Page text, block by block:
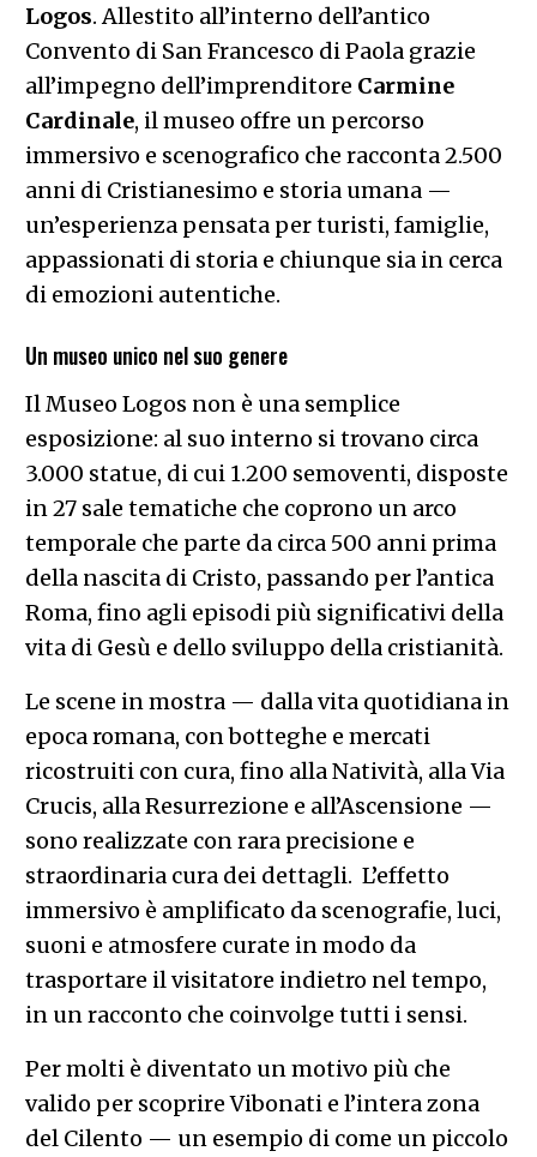
Logos. Allestito all’interno dell’antico
Convento di San Francesco di Paola grazie
all’impegno dell’imprenditore Carmine
Cardinale, il museo offre un percorso
immersivo e scenografico che racconta 2.500
anni di Cristianesimo e storia umana —
un’esperienza pensata per turisti, famiglie,
appassionati di storia e chiunque sia in cerca
di emozioni autentiche.
Un museo unico nel suo genere
Il Museo Logos non è una semplice
esposizione: al suo interno si trovano circa
3.000 statue, di cui 1.200 semoventi, disposte
in 27 sale tematiche che coprono un arco
temporale che parte da circa 500 anni prima
della nascita di Cristo, passando per l’antica
Roma, fino agli episodi più significativi della
vita di Gesù e dello sviluppo della cristianità.
Le scene in mostra — dalla vita quotidiana in
epoca romana, con botteghe e mercati
ricostruiti con cura, fino alla Natività, alla Via
Crucis, alla Resurrezione e all’Ascensione —
sono realizzate con rara precisione e
straordinaria cura dei dettagli. L’effetto
immersivo è amplificato da scenografie, luci,
suoni e atmosfere curate in modo da
trasportare il visitatore indietro nel tempo,
in un racconto che coinvolge tutti i sensi.
Per molti è diventato un motivo più che
valido per scoprire Vibonati e l’intera zona
del Cilento — un esempio di come un piccolo